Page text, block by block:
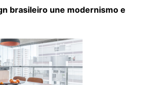
brasileiro une modernismo e